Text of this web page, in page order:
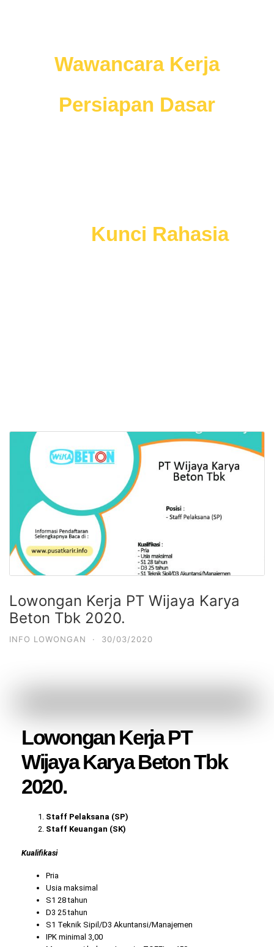
Wawancara Kerja
Persiapan Dasar
Kunci Rahasia
Lowongan Kerja PT Wijaya Karya
Beton Tbk 2020.
INFO LOWONGAN · 30/03/2020
Lowongan Kerja PT
Wijaya Karya Beton Tbk
2020.
Staff Pelaksana (SP)
Staff Keuangan (SK)
Kualifikasi
Pria
Usia maksimal
S1 28 tahun
D3 25 tahun
S1 Teknik Sipil/D3 Akuntansi/Manajemen
IPK minimal 3,00